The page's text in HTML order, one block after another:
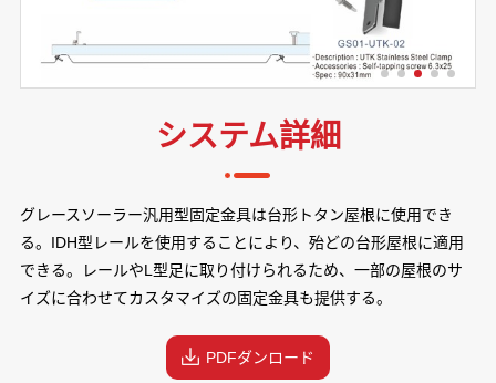
システム詳細
グレースソーラー汎用型固定金具は台形トタン屋根に使用でき
る。IDH型レールを使用することにより、殆どの台形屋根に適用
できる。レールやL型足に取り付けられるため、一部の屋根のサ
イズに合わせてカスタマイズの固定金具も提供する。
PDFダンロード